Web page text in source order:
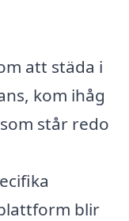
att städa i
kom ihåg
står redo
blir